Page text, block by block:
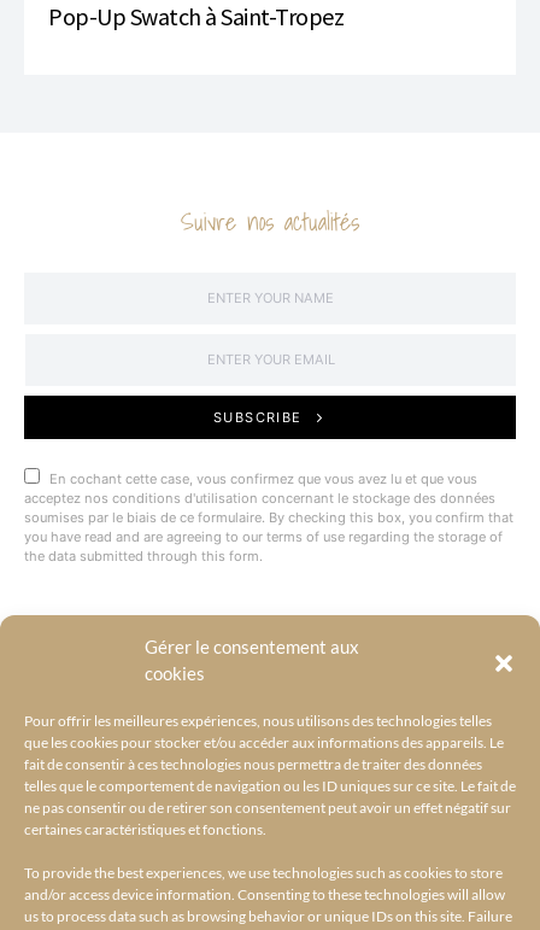
Gérer le consentement aux
cookies
Pour offrir les meilleures expériences, nous utilisons des technologies telles
que les cookies pour stocker et/ou accéder aux informations des appareils. Le
fait de consentir à ces technologies nous permettra de traiter des données
telles que le comportement de navigation ou les ID uniques sur ce site. Le fait de
ne pas consentir ou de retirer son consentement peut avoir un effet négatif sur
certaines caractéristiques et fonctions.
To provide the best experiences, we use technologies such as cookies to store
and/or access device information. Consenting to these technologies will allow
us to process data such as browsing behavior or unique IDs on this site. Failure
Pop-Up Swatch à Saint-Tropez
Suivre nos actualités
SUBSCRIBE
En cochant cette case, vous confirmez que vous avez lu et que vous
acceptez nos conditions d'utilisation concernant le stockage des données
soumises par le biais de ce formulaire. By checking this box, you confirm that
you have read and are agreeing to our terms of use regarding the storage of
the data submitted through this form.
@BYRACKEL